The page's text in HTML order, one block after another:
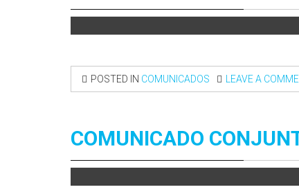
POSTED IN COMUNICADOS LEAVE A
COMUNICADO